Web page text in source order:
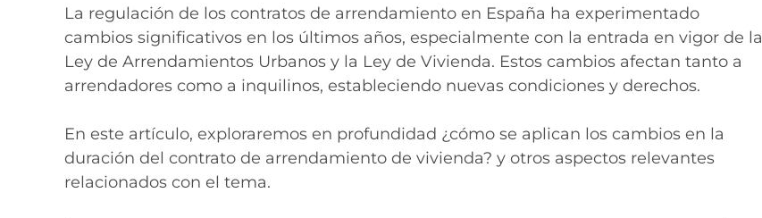
La regulación de los contratos de arrendamiento en España ha experimentado
cambios significativos en los últimos años, especialmente con la entrada en vigor de la
Ley de Arrendamientos Urbanos y la Ley de Vivienda. Estos cambios afectan tanto a
arrendadores como a inquilinos, estableciendo nuevas condiciones y derechos.
En este artículo, exploraremos en profundidad ¿cómo se aplican los cambios en la
duración del contrato de arrendamiento de vivienda? y otros aspectos relevantes
relacionados con el tema.